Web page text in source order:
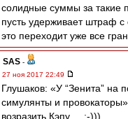
солидные суммы за такие
пусть удерживает штраф с
это переходит уже все
SAS -
27 ноя 2017 22:49
Глушаков: «У “Зенита” на
симулянты и
возразить Кэпу ... :-)))